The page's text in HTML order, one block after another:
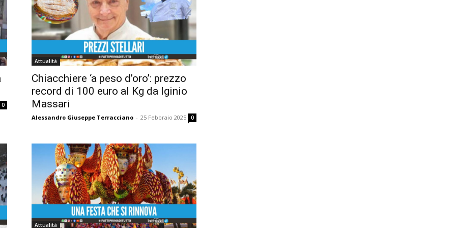
0
Attualità
Chiacchiere ‘a peso d’oro’: prezzo
record di 100 euro al Kg da Iginio
Massari
Alessandro Giuseppe Terracciano - 25 Febbraio 2025 0
Attualità